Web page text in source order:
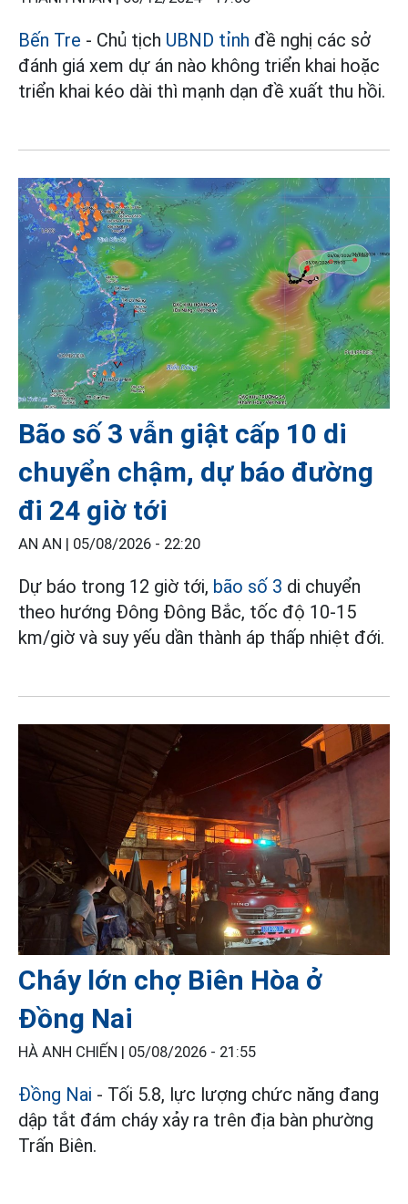
Bến Tre - Chủ tịch UBND tỉnh đề nghị các sở
đánh giá xem dự án nào không triển khai hoặc
triển khai kéo dài thì mạnh dạn đề xuất thu hồi.
Bão số 3 vẫn giật cấp 10 di
chuyển chậm, dự báo đường
đi 24 giờ tới
AN AN | 05/08/2026 - 22:20
Dự báo trong 12 giờ tới, bão số 3 di chuyển
theo hướng Đông Đông Bắc, tốc độ 10-15
km/giờ và suy yếu dần thành áp thấp nhiệt đới.
Cháy lớn chợ Biên Hòa ở
Đồng Nai
HÀ ANH CHIẾN | 05/08/2026 - 21:55
Đồng Nai - Tối 5.8, lực lượng chức năng đang
dập tắt đám cháy xảy ra trên địa bàn phường
Trấn Biên.